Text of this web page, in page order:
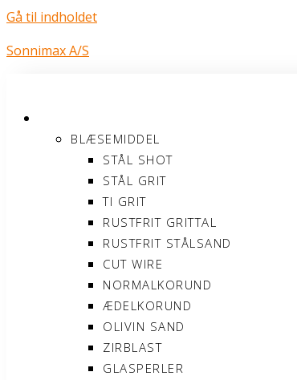
Gå til indholdet
Sonnimax A/S
BLÆSEMIDDEL
STÅL SHOT
STÅL GRIT
TI GRIT
RUSTFRIT GRITTAL
RUSTFRIT STÅLSAND
CUT WIRE
NORMALKORUND
ÆDELKORUND
OLIVIN SAND
ZIRBLAST
GLASPERLER